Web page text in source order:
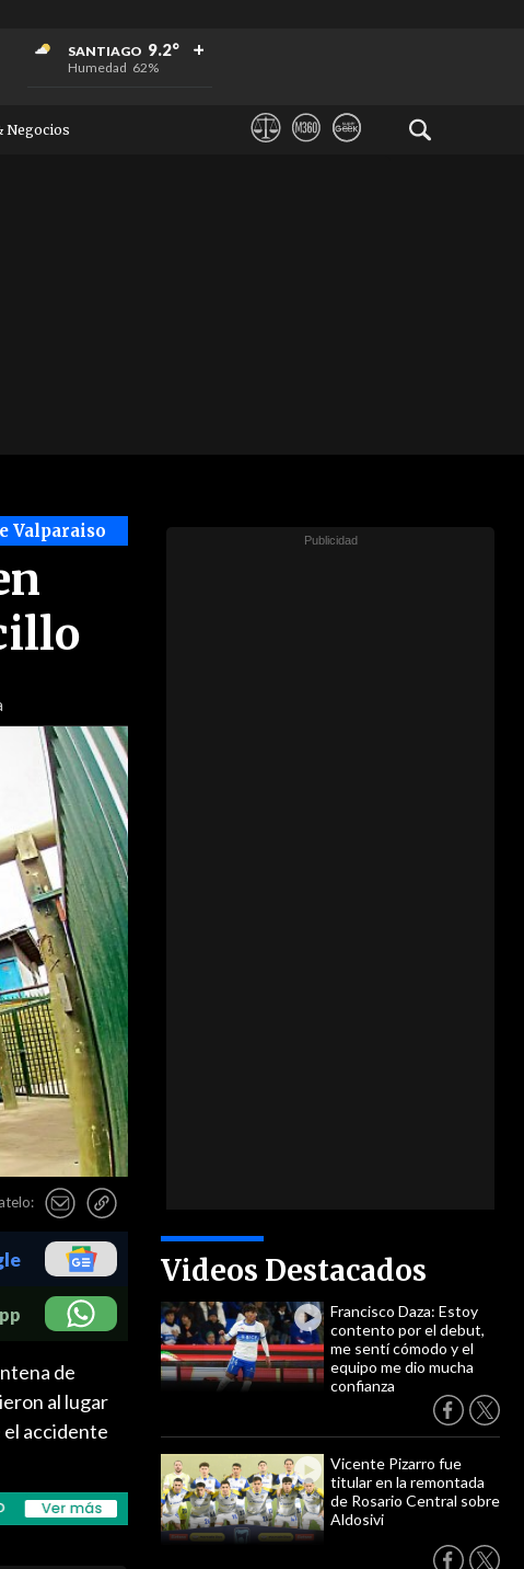
SANTIAGO 9.2°
Humedad 62%
+
+
+
Negocios
Valparaiso
Videos Destacados
Francisco Daza: Estoy
contento por el debut,
me sentí cómodo y el
equipo me dio mucha
confianza
Vicente Pizarro fue
titular en la remontada
de Rosario Central sobre
Aldosivi
de
al lugar
accidente